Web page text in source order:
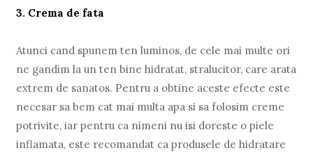
3. Crema de fata
Atunci cand spunem ten luminos, de cele mai multe ori
ne gandim la un ten bine hidratat, stralucitor, care arata
extrem de sanatos. Pentru a obtine aceste efecte este
necesar sa bem cat mai multa apa si sa folosim creme
potrivite, iar pentru ca nimeni nu isi doreste o piele
inflamata, este recomandat ca produsele de hidratare